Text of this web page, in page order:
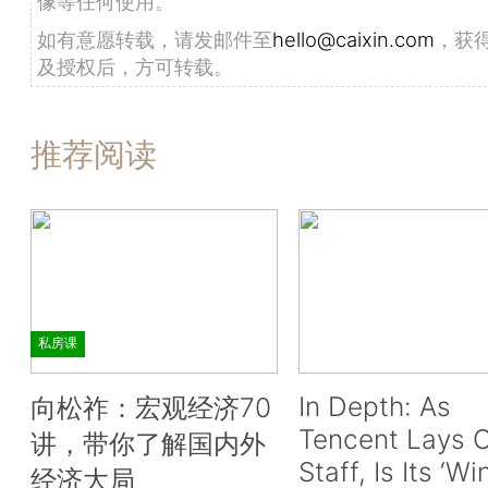
如有意愿转载，请发邮件至hello@caixin.com ，获
及授权后，方可转载。
推荐阅读
私房课
向松祚：宏观经济70
讲，带你了解国内外
经济大局
In Depth: As
Tencent Lays
Staff, Is Its